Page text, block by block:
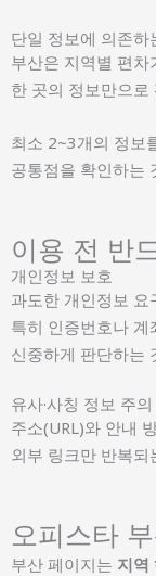
단일 정보에 의존하
부산은 지역별 편차
한 곳의 정보만으로
최소 2~3개의 정보
공통점을 확인하는
이용 전 반
개인정보 보호
과도한 개인정보 요
특히 인증번호나 계
신중하게 판단하는
유사·사칭 정보 주의
주소(URL)와 안내
외부 링크만 반복되
오피스타
부산 페이지는 지역